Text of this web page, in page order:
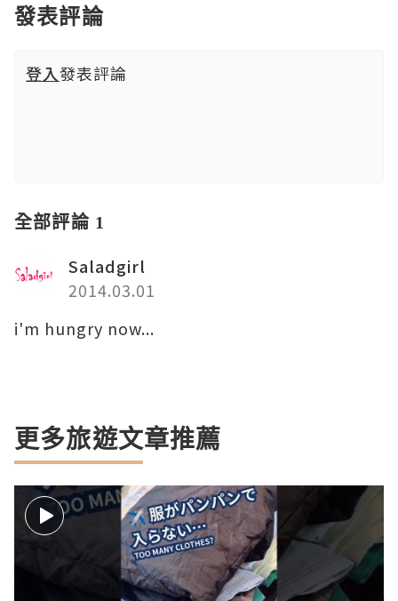
發表評論
登入發表評論
全部評論 1
Saladgirl
2014.03.01
i'm hungry now...
更多旅遊文章推薦